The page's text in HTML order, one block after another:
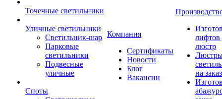
Точечные светильники
Уличные светильники
Светильник-шар
Парковые
светильники
Подвесные
уличные
Споты
Компания
Сертификаты
Новости
Блог
Вакансии
лифтов
люстр
на заказ